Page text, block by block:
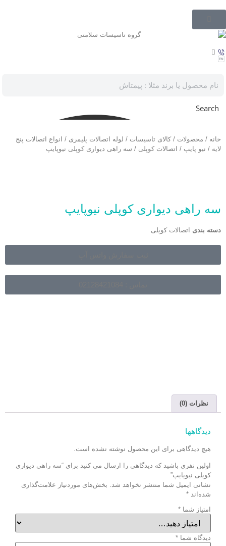
Search
خانه / محصولات / کالای تاسیسات / لوله اتصالات پلیمری / انواع اتصالات پنج
لایه / نیو پایپ / اتصالات کوپلی / سه راهی دیواری کوپلی نیوپایپ
سه راهی دیواری کوپلی نیوپایپ
دسته بندی اتصالات کوپلی
نظرات (0)
دیدگاهها
هیچ دیدگاهی برای این محصول نوشته نشده است.
اولین نفری باشید که دیدگاهی را ارسال می کنید برای “سه راهی دیواری
کوپلی نیوپایپ”
نشانی ایمیل شما منتشر نخواهد شد. بخش‌های موردنیاز علامت‌گذاری
شده‌اند *
امتیاز شما *
دیدگاه شما *